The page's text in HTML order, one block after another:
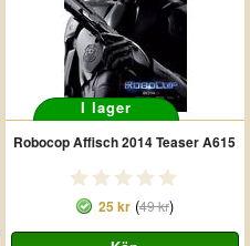
I lager
Robocop Affisch 2014 Teaser A615
25 kr(49 kr)